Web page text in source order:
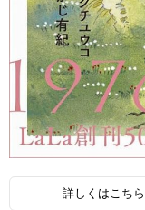
詳しくはこちら